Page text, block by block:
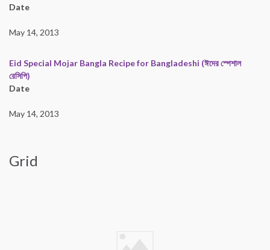
Date
May 14, 2013
Eid Special Mojar Bangla Recipe for Bangladeshi (ঈদের স্পেশাল
রেসিপি)
Date
May 14, 2013
Grid